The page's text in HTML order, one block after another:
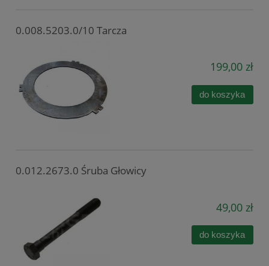
0.008.5203.0/10 Tarcza
199,00 zł
do koszyka
0.012.2673.0 Śruba Głowicy
49,00 zł
do koszyka